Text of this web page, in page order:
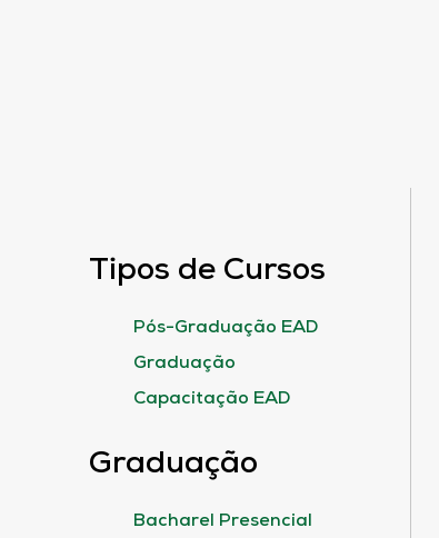
Tipos de Cursos
Pós-Graduação EAD
Graduação
Capacitação EAD
Graduação
Bacharel Presencial